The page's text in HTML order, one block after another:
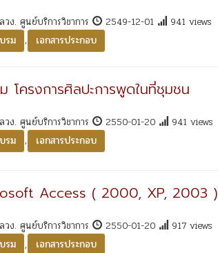
ง. ศูนย์บริการวิชาการ 2549-12-01
941 views
รม , เอกสารประกอบ
โครงการศิลปะการพูดในที่ชุมชน
ง. ศูนย์บริการวิชาการ 2550-01-20
941 views
รม , เอกสารประกอบ
Access ( 2000, XP, 2003 )
ง. ศูนย์บริการวิชาการ 2550-01-20
917 views
รม , เอกสารประกอบ